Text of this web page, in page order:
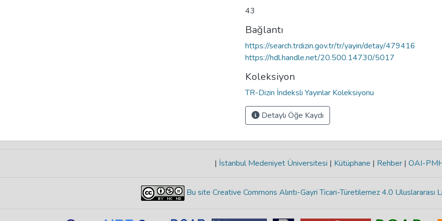
43
Bağlantı
https://search.trdizin.gov.tr/tr/yayin/detay/479416
https://hdl.handle.net/20.500.14730/5017
Koleksiyon
TR-Dizin İndeksli Yayınlar Koleksiyonu
Detaylı Öğe Kaydı
| İstanbul Medeniyet Üniversitesi | Kütüphane | Rehber | OAI-
Bu site Creative Commons Alıntı-Gayri Ticari-Türetilemez 4.0 Uluslararası